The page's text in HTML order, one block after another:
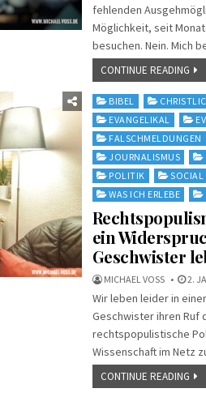
fehlenden
Möglichkeit, seit
besuchen. Nein. Mich
CONTINUE READING
Posted
in
BIBEL
EVANGELIKAL
FALSCHMELDUNGEN
JOURNALISMUS
POLITIK
SOCIAL
WAS ICH ERLEBE
ein
Geschwister
MICHAEL VOSS 2.
Wir leben leider in
Geschwister ihren Ruf
rechtspopulistische
Wissenschaft im Netz
CONTINUE READING